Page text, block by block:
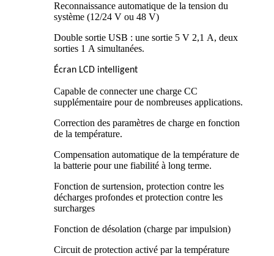
Reconnaissance automatique de la tension du
système (12/24 V ou 48 V)
Double sortie USB : une sortie 5 V 2,1 A, deux
sorties 1 A simultanées.
Écran LCD intelligent
Capable de connecter une charge CC
supplémentaire pour de nombreuses applications.
Correction des paramètres de charge en fonction
de la température.
Compensation automatique de la température de
la batterie pour une fiabilité à long terme.
Fonction de surtension, protection contre les
décharges profondes et protection contre les
surcharges
Fonction de désolation (charge par impulsion)
Circuit de protection activé par la température